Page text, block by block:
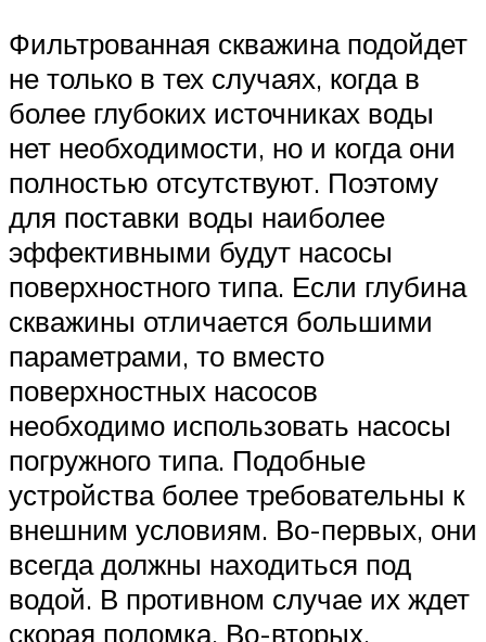
Фильтрованная скважина подойдет
не только в тех случаях, когда в
более глубоких источниках воды
нет необходимости, но и когда они
полностью отсутствуют. Поэтому
для поставки воды наиболее
эффективными будут насосы
поверхностного типа. Если глубина
скважины отличается большими
параметрами, то вместо
поверхностных насосов
необходимо использовать насосы
погружного типа. Подобные
устройства более требовательны к
внешним условиям. Во-первых, они
всегда должны находиться под
водой. В противном случае их ждет
скорая поломка. Во-вторых,